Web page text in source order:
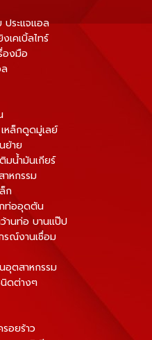
ประแจแอล
เคเบิ้ลไทร์
องมือ
หล็กดูดมู่เลย์
ย้าย
มน้ำมันเกียร์
หกรรม
ก
กท่ออุดตัน
านท่อ บานแป๊ป
รณ์งานเชื่อม
อุตสาหกรรม
ดต่างๆ
อยร้าว